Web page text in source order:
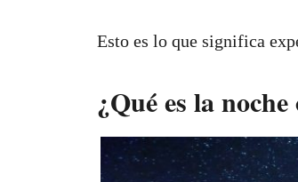
Esto es lo que significa
¿Qué es la